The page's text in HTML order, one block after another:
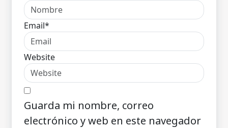
Email*
Website
Guarda mi nombre, correo
electrónico y web en este navegador